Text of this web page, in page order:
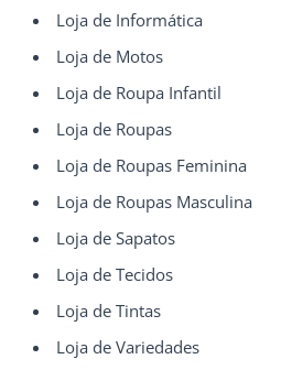
Loja de Informática
Loja de Motos
Loja de Roupa Infantil
Loja de Roupas
Loja de Roupas Feminina
Loja de Roupas Masculina
Loja de Sapatos
Loja de Tecidos
Loja de Tintas
Loja de Variedades